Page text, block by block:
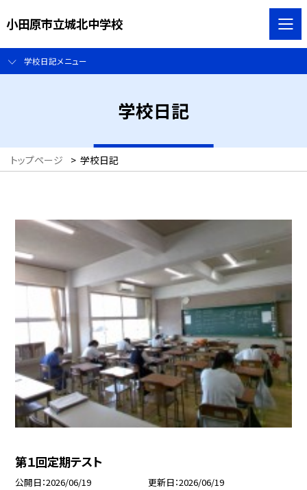
小田原市立城北中学校
学校日記メニュー
学校日記
トップページ > 学校日記
第１回定期テスト
公開日 2026/06/19 更新日 2026/06/19